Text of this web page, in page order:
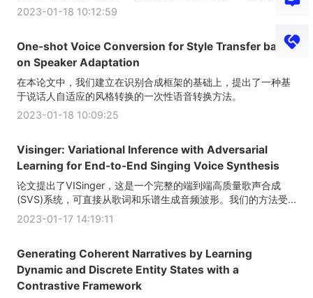
2023-01-18 10:12:59
One-shot Voice Conversion for Style Transfer based
on Speaker Adaptation
在本论文中，我们建立在识别合成框架的基础上，提出了一种基
于说话人自适应的风格转换的一次性语音转换方法。
2023-01-18 10:09:25
Visinger: Variational Inference with Adversarial
Learning for End-to-End Singing Voice Synthesis
论文提出了VISinger，这是一个完整的端到端高质量歌声合成
(SVS)系统，可直接从歌词和乐谱生成音频波形。我们的方法受...
2023-01-17 14:19:11
Generating Coherent Narratives by Learning
Dynamic and Discrete Entity States with a
Contrastive Framework